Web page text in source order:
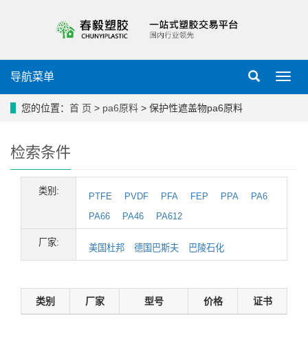
导
导航菜单
您的位置： 首 页 > pa6原料 > 保护性遮盖物pa6原料
检索条件
类别:
PTFE PVDF PFA FEP PPA
PA6
PA66
PA46 PA612
厂家:
美国杜邦 德国巴斯夫 巴陵石化
类别 厂家 型号 价格 证书